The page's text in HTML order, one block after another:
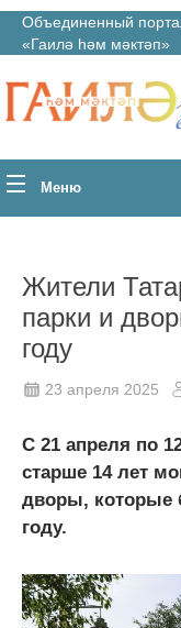
Объединенный
«Гаилә һәм мәктәп»
Меню
Жители
парки и
году
23 апреля 2025
С 21 апреля по
старше 14 лет
дворы, которые
году.